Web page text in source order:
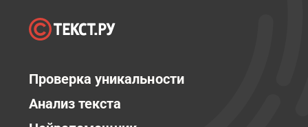
Проверка уникальности
Анализ текста